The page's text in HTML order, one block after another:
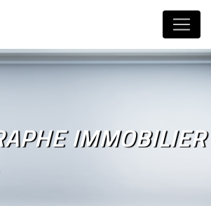
IMMOBILIER